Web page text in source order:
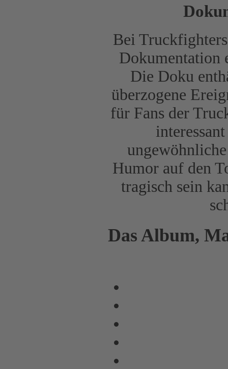
Bei
Dokumentation
Die Doku
überzogene
für Fans der
Humor auf den
tragisch sein
Das Album,